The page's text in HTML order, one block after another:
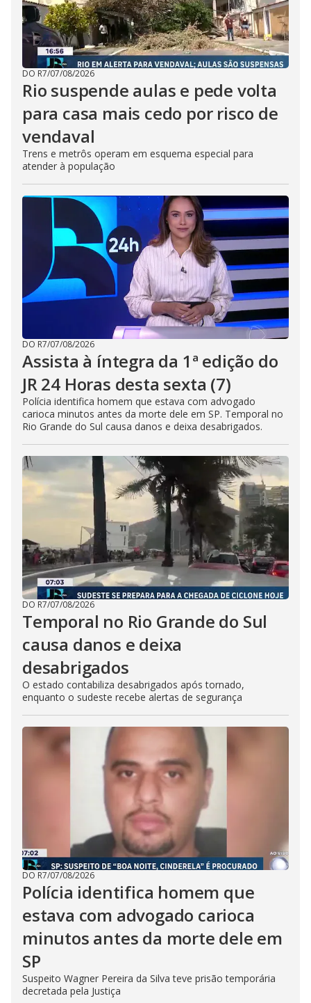
DO R7/07/08/2026
Rio suspende aulas e pede volta
para casa mais cedo por risco de
vendaval
Trens e metrôs operam em esquema especial para
atender à população
DO R7/07/08/2026
Assista à íntegra da 1ª edição do
JR 24 Horas desta sexta (7)
Polícia identifica homem que estava com advogado
carioca minutos antes da morte dele em SP. Temporal no
Rio Grande do Sul causa danos e deixa desabrigados.
DO R7/07/08/2026
Temporal no Rio Grande do Sul
causa danos e deixa
desabrigados
O estado contabiliza desabrigados após tornado,
enquanto o sudeste recebe alertas de segurança
DO R7/07/08/2026
Polícia identifica homem que
estava com advogado carioca
minutos antes da morte dele em
SP
Suspeito Wagner Pereira da Silva teve prisão temporária
decretada pela Justiça